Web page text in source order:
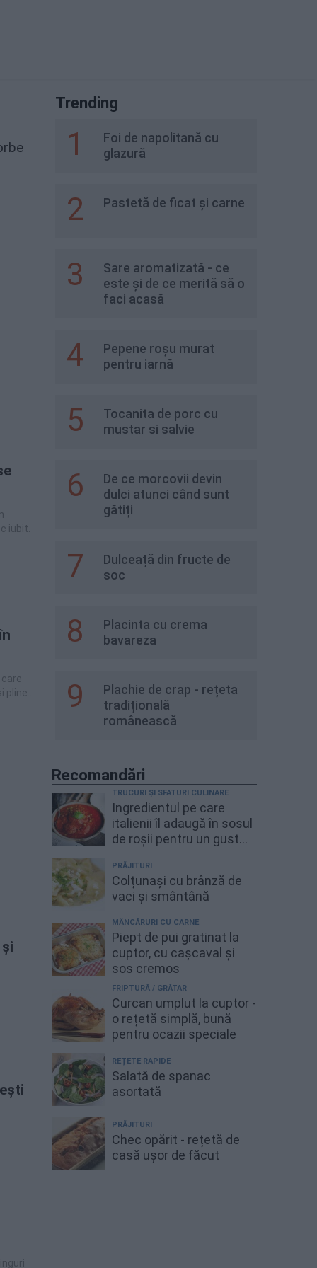
iubit.
pline
Trending
1
Foi de napolitană cu
glazură
2 Pastetă de ficat și carne
3
Sare aromatizată - ce
este și de ce merită să o
faci acasă
4
Pepene roșu murat
pentru iarnă
5
Tocanita de porc cu
mustar si salvie
6
De ce morcovii devin
dulci atunci când sunt
gătiți
7
Dulceață din fructe de
soc
8
Placinta cu crema
bavareza
9
Plachie de crap - rețeta
tradițională
românească
Recomandări
TRUCURI ȘI SFATURI CULINARE
Ingredientul pe care
italienii îl adaugă în sosul
de roșii pentru un gust
PRĂJITURI
Colțunași cu brânză de
vaci și smântână
MÂNCĂRURI CU CARNE
Piept de pui gratinat la
cuptor, cu cașcaval și
sos cremos
FRIPTURĂ / GRĂTAR
Curcan umplut la cuptor -
o rețetă simplă, bună
pentru ocazii speciale
REȚETE RAPIDE
Salată de spanac
asortată
PRĂJITURI
Chec opărit - rețetă de
casă ușor de făcut